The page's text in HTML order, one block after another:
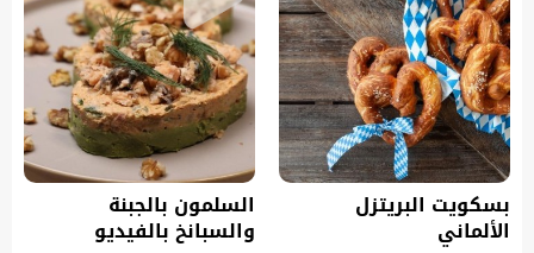
بسكويت البريتزل
الألماني
السلمون بالجبنة
والسبانخ بالفيديو